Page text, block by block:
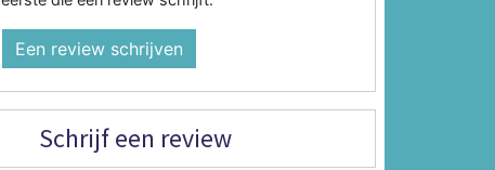
Een review schrijven
Schrijf een review